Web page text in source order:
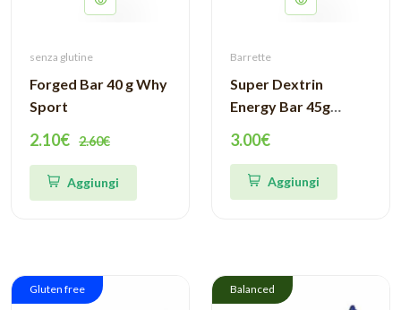
senza glutine
Forged Bar 40 g Why
Sport
2.10€ 2.60€
Aggiungi
Barrette
Super Dextrin
Energy Bar 45g
3.00€
Aggiungi
Gluten free Balanced